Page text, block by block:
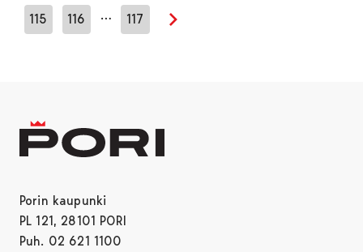
115 116 … 117
Seuraava sivu
Porin kaupunki
PL 121, 28101 PORI
Puh. 02 621 1100